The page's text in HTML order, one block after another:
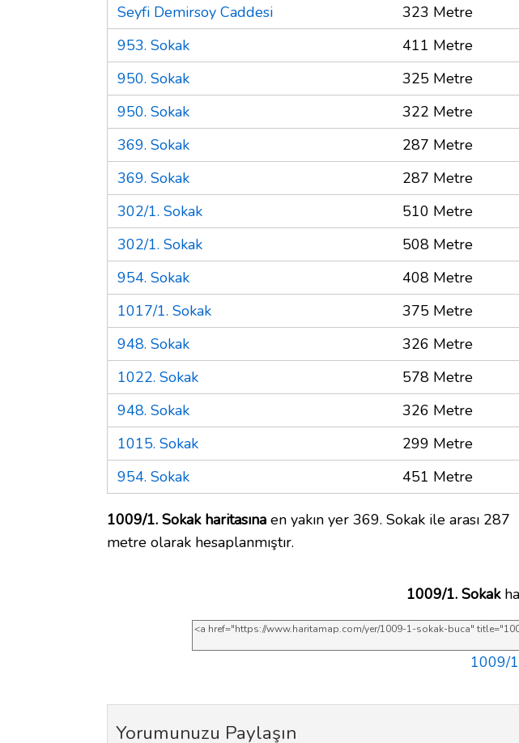
Seyfi Demirsoy Caddesi
323 Metre
953. Sokak
411 Metre
950. Sokak
325 Metre
950. Sokak
322 Metre
369. Sokak
287 Metre
369. Sokak
287 Metre
302/1. Sokak
510 Metre
302/1. Sokak
508 Metre
954. Sokak
408 Metre
1017/1. Sokak
375 Metre
948. Sokak
326 Metre
1022. Sokak
578 Metre
948. Sokak
326 Metre
1015. Sokak
299 Metre
954. Sokak
451 Metre
1009/1. Sokak haritasına en yakın yer 369. Sokak ile arası 287
metre olarak hesaplanmıştır.
1009/1. Sokak
1009/
Yorumunuzu Paylaşın